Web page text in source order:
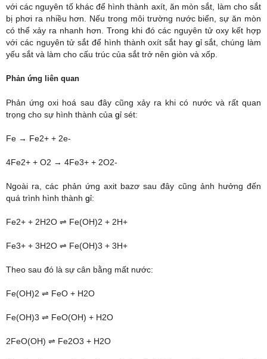
với các nguyên tố khác để hình thành axít, ăn mòn sắt, làm cho sắt
bị phơi ra nhiều hơn. Nếu trong môi trường nước biển, sự ăn mòn
có thể xảy ra nhanh hơn. Trong khi đó các nguyên tử oxy kết hợp
với các nguyên tử sắt để hình thành oxít sắt hay ​g​ỉ sắt, chúng làm
yếu sắt và làm cho cấu trúc của sắt trở nên giòn và xốp.
Phản ứng liên quan
Phản ứng oxi hoá sau đây cũng xảy ra khi có nước và rất quan
trọng cho sự hình thành của ​g​ỉ sét:
Fe → Fe2+ + 2e-
4Fe2+ + O2 → 4Fe3+ + 2O2-
Ngoài ra, các phản ứng axit bazơ sau đây cũng ảnh hưởng đến
quá trình hình thành ​g​ỉ:
Fe2+ + 2H2O ⇌ Fe(OH)2 + 2H+
Fe3+ + 3H2O ⇌ Fe(OH)3 + 3H+
Theo sau đó là sự cân bằng mất nước:
Fe(OH)2 ⇌ FeO + H2O
Fe(OH)3 ⇌ FeO(OH) + H2O
2FeO(OH) ⇌ Fe2O3 + H2O